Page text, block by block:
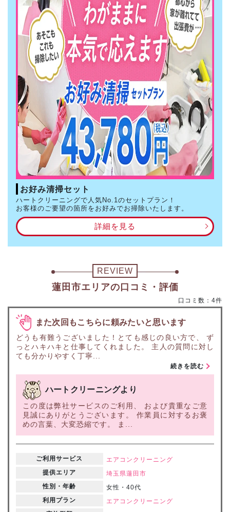
お好み清掃セット
ハートクリーニングで人気No.1のセットプラン！
お客様のご要望の箇所をお好みでお掃除いたします。
詳細を見る
REVIEW
蓮田市エリアの口コミ・評価
口コミ数：4件
また次回もこちらに頼みたいと思います
どうも有難うございました！とても感じの良い方で、 ず
っとハキハキと仕事してくれました。 主人の質問に対し
ても分かりやすく丁寧...
続きを読む
ハートクリーニングより
この度は弊社サービスのご利用、 および貴重なご意
見誠にありがとうございます。 作業員に対するお褒
めの言葉、大変恐縮です。 ま...
ご利用サービス
エアコンクリーニング
提供エリア
埼玉県蓮田市
性別・年齢
女性・40代
利用プラン
エアコンクリーニング